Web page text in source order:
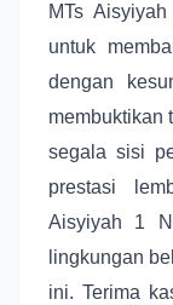
MTs
untuk
dengan
membuktikan
segala sisi
prestasi
Aisyiyah 1
lingkungan
ini. Terima